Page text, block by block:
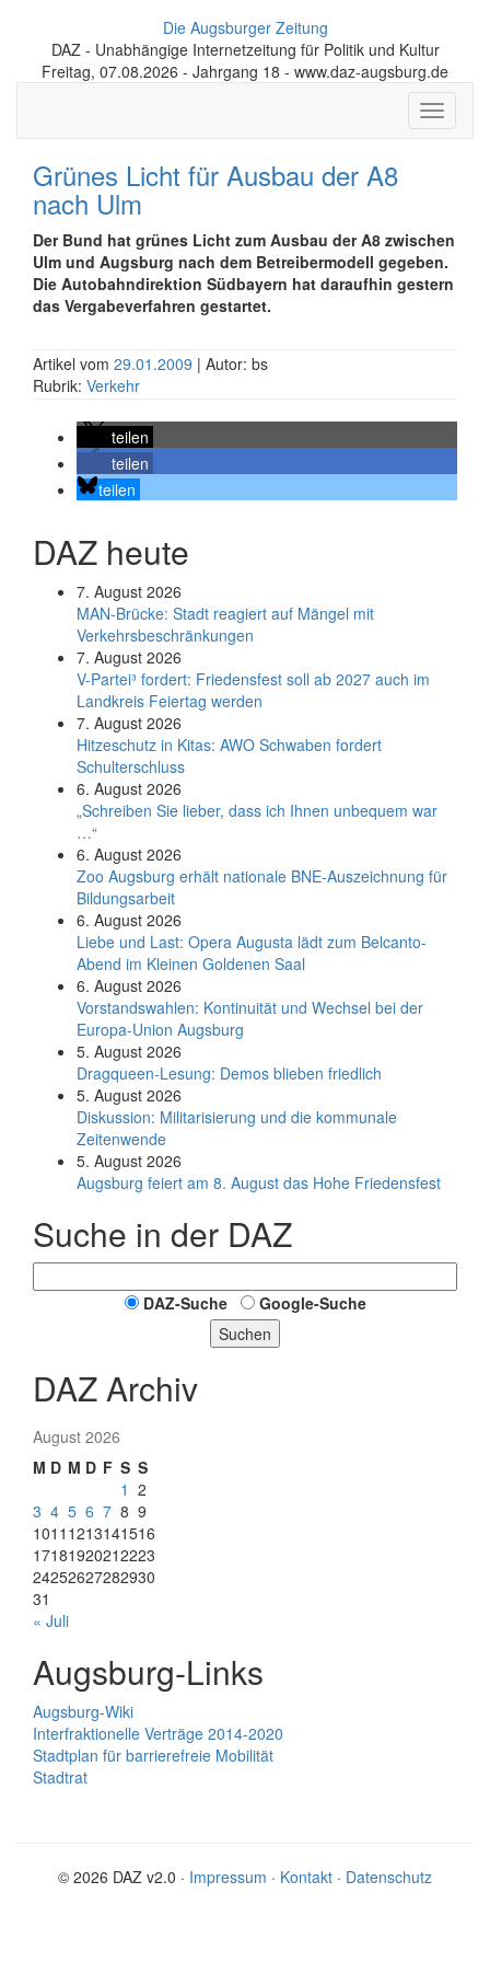
Die Augsburger Zeitung
DAZ - Unabhängige Internetzeitung für Politik und Kultur
Freitag, 07.08.2026 - Jahrgang 18 - www.daz-augsburg.de
Toggle
Grünes Licht für Ausbau der A8
nach Ulm
Der Bund hat grünes Licht zum Ausbau der A8 zwischen
Ulm und Augsburg nach dem Betreibermodell gegeben.
Die Autobahndirektion Südbayern hat daraufhin gestern
das Vergabeverfahren gestartet.
Artikel vom 29.01.2009 | Autor: bs
Rubrik: Verkehr
teilen
teilen
teilen
DAZ heute
7. August 2026
MAN-Brücke: Stadt reagiert auf Mängel mit
Verkehrsbeschränkungen
7. August 2026
V-Partei­³ fordert: Friedens­fest soll ab 2027 auch im
Land­kreis Feier­tag werden
7. August 2026
Hitzeschutz in Kitas: AWO Schwaben fordert
Schulterschluss
6. August 2026
„Schreiben Sie lieber, dass ich Ihnen unbequem war
…“
6. August 2026
Zoo Augsburg erhält nationale BNE-Auszeichnung für
Bildungsarbeit
6. August 2026
Liebe und Last: Opera Augusta lädt zum Belcanto-
Abend im Kleinen Goldenen Saal
6. August 2026
Vorstandswahlen: Kontinuität und Wechsel bei der
Europa-Union Augsburg
5. August 2026
Dragqueen-Lesung: Demos blieben friedlich
5. August 2026
Diskussion: Mi­li­ta­ri­sie­rung und die kommunale
Zeitenwende
5. August 2026
Augsburg feiert am 8. August das Hohe Friedensfest
Suche in der DAZ
DAZ-Suche
Google-Suche
Suchen
DAZ Archiv
August 2026
M D M D F S S
1 2
3 4 5 6 7 8 9
1011 1213141516
17181920212223
24252627282930
31
« Juli
Augsburg-Links
Augsburg-Wiki
Interfraktionelle Verträge 2014-2020
Stadtplan für barrierefreie Mobilität
Stadtrat
© 2026 DAZ v2.0 · Impressum · Kontakt · Datenschutz